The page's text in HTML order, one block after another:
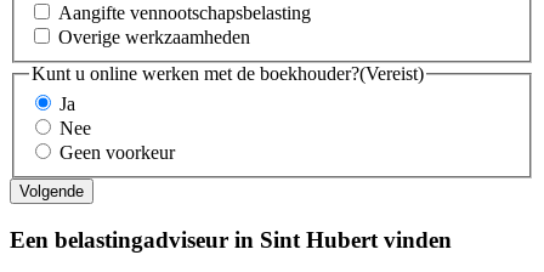
Aangifte vennootschapsbelasting
Overige werkzaamheden
Kunt u online werken met de boekhouder?(Vereist)
Ja
Nee
Geen voorkeur
Een belastingadviseur in Sint Hubert vinden